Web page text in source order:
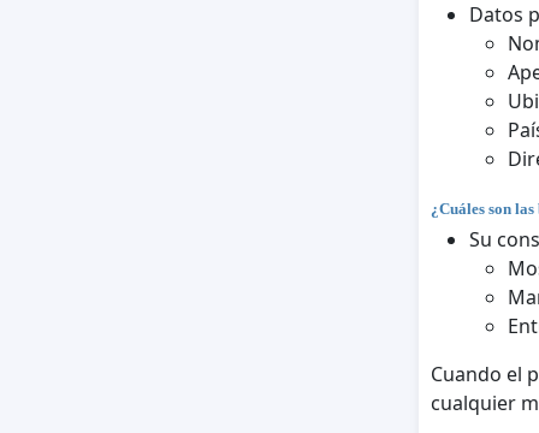
Datos
¿Cuáles son
Su
Cuando el
cualquier